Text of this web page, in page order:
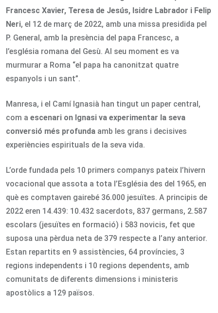
Francesc Xavier, Teresa de Jesús, Isidre Labrador i Felip
Neri, el 12 de març de 2022, amb una missa presidida pel
P. General, amb la presència del papa Francesc, a
l’església romana del Gesù. Al seu moment es va
murmurar a Roma “el papa ha canonitzat quatre
espanyols i un sant”.
Manresa, i el Camí Ignasià han tingut un paper central,
com a escenari on Ignasi va experimentar la seva
conversió més profunda amb les grans i decisives
experiències espirituals de la seva vida.
L’orde fundada pels 10 primers companys pateix l’hivern
vocacional que assota a tota l’Església des del 1965, en
què es comptaven gairebé 36.000 jesuïtes. A principis de
2022 eren 14.439: 10.432 sacerdots, 837 germans, 2.587
escolars (jesuïtes en formació) i 583 novicis, fet que
suposa una pèrdua neta de 379 respecte a l’any anterior.
Estan repartits en 9 assistències, 64 províncies, 3
regions independents i 10 regions dependents, amb
comunitats de diferents dimensions i ministeris
apostòlics a 129 països.